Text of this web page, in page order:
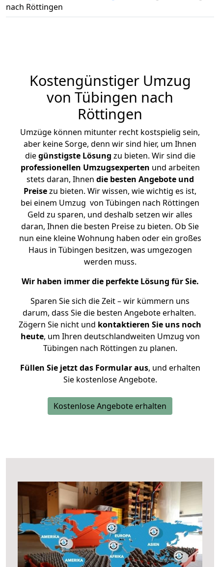
nach Röttingen
Kostengünstiger Umzug
von Tübingen nach
Röttingen
Umzüge können mitunter recht kostspielig sein,
aber keine Sorge, denn wir sind hier, um Ihnen
diegünstigste Lösung zu bieten. Wir sind die
professionellen Umzugsexperten und arbeiten
stets daran, Ihnen die besten Angebote und
Preisezu bieten. Wir wissen, wie wichtig es ist,
bei einem Umzug von Tübingen nach Röttingen
Geld zu sparen, und deshalb setzen wir alles
daran, Ihnen die besten Preise zu bieten. Ob Sie
nun eine kleine Wohnung haben oder ein großes
Haus in Tübingen besitzen, was umgezogen
werden muss.
Wir haben immer die perfekte Lösung für Sie.
Sparen Sie sich die Zeit – wir kümmern uns
darum, dass Sie die besten Angebote erhalten.
Zögern Sie nicht und kontaktieren Sie uns noch
heute, um Ihren deutschlandweiten Umzug von
Tübingen nach Röttingen zu planen.
Füllen Sie jetzt das Formular aus, und erhalten
Sie kostenlose Angebote.
Kostenlose Angebote erhalten